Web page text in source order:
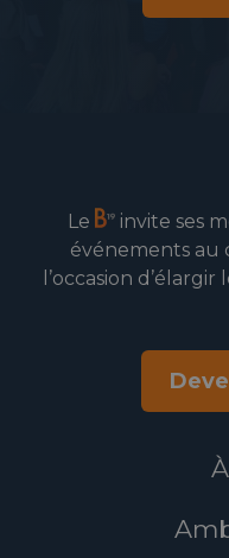
Le
invite ses
événements au
l’occasion